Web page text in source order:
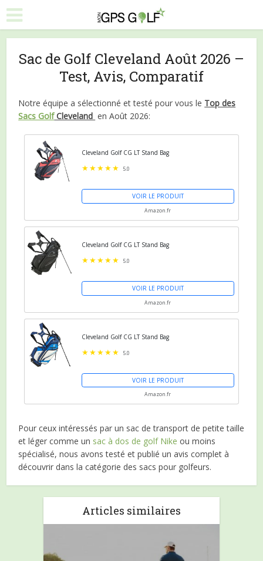
Sac de Golf Cleveland Août 2026 –
Test, Avis, Comparatif
Notre équipe a sélectionné et testé pour vous le Top des
Sacs GolfCleveland en Août 2026:
Cleveland Golf CG LT Stand Bag
5.0
VOIR LE PRODUIT
Amazon.fr
Cleveland Golf CG LT Stand Bag
5.0
VOIR LE PRODUIT
Amazon.fr
Cleveland Golf CG LT Stand Bag
5.0
VOIR LE PRODUIT
Amazon.fr
Pour ceux intéressés par un sac de transport de petite taille
et léger comme un sac à dos de golf Nike ou moins
spécialisé, nous avons testé et publié un avis complet à
découvrir dans la catégorie des sacs pour golfeurs.
Articles similaires